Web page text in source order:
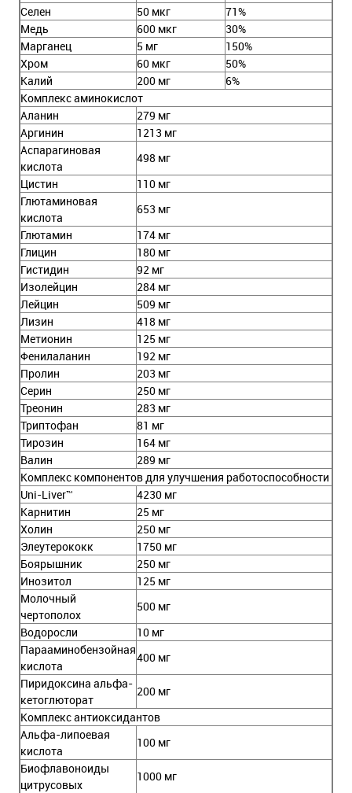
Селен
50 мкг
71%
Медь
600 мкг
30%
Марганец
5 мг
150%
Хром
60 мкг
50%
Калий
200 мг
6%
Комплекс аминокислот
Аланин
279 мг
Аргинин
1213 мг
Аспарагиновая
кислота
498 мг
Цистин
110 мг
Глютаминовая
кислота
653 мг
Глютамин
174 мг
Глицин
180 мг
Гистидин
92 мг
Изолейцин
284 мг
Лейцин
509 мг
Лизин
418 мг
Метионин
125 мг
Фенилаланин
192 мг
Пролин
203 мг
Серин
250 мг
Треонин
283 мг
Триптофан
81 мг
Тирозин
164 мг
Валин
289 мг
Комплекс компонентов для улучшения работоспособности
Uni-Liver™
4230 мг
Карнитин
25 мг
Холин
250 мг
Элеутерококк
1750 мг
Боярышник
250 мг
Инозитол
125 мг
Молочный
чертополох
500 мг
Водоросли
10 мг
Парааминобензойная
кислота
400 мг
Пиридоксина альфа-
кетоглюторат
200 мг
Комплекс антиоксидантов
Альфа-липоевая
кислота
100 мг
Биофлавоноиды
цитрусовых
1000 мг